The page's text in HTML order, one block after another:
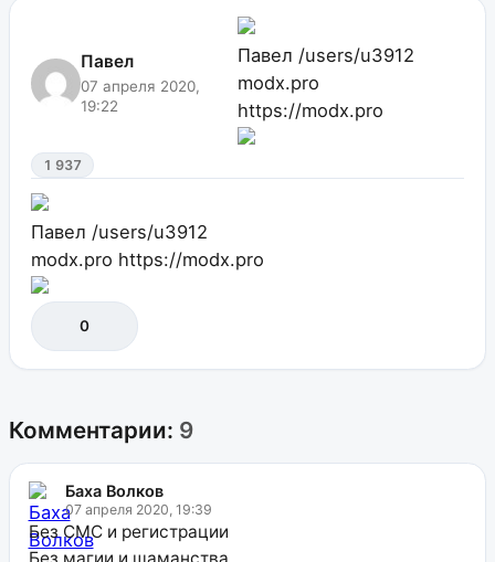
Павел
07 апреля 2020,
19:22
Павел /users/u3912
modx.pro
https://modx.pro
1 937
Павел /users/u3912
modx.pro https://modx.pro
0
Комментарии: 9
Баха Волков
07 апреля 2020, 19:39
Без СМС и регистрации
Без магии и шаманства